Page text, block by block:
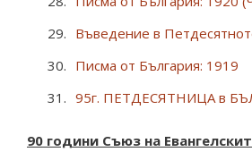
Въведение в
Писма от България: 1919
95г. ПЕТДЕСЯТНИЦА в
90 години Съюз на Е